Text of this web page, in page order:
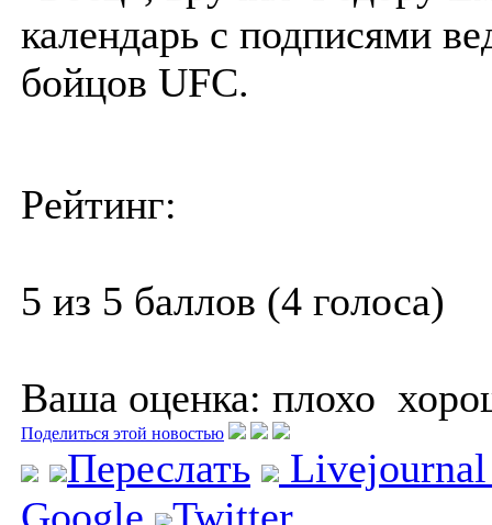
календарь с подписями
бойцов UFC.
Рейтинг:
5 из 5 баллов (4 голоса)
Ваша оценка: плохо
Поделиться этой новостью
Переслать